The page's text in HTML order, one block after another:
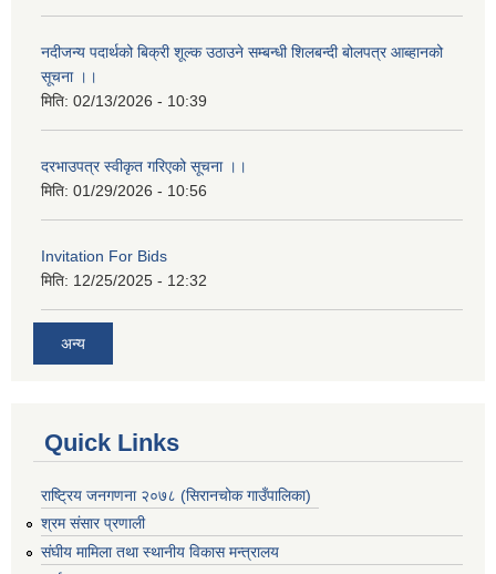
नदीजन्य पदार्थको बिक्री शूल्क उठाउने सम्बन्धी शिलबन्दी बोलपत्र आब्हानको
सूचना ।।
मिति: 02/13/2026 - 10:39
दरभाउपत्र स्वीकृत गरिएको सूचना ।।
मिति: 01/29/2026 - 10:56
Invitation For Bids
मिति: 12/25/2025 - 12:32
अन्य
Quick Links
राष्ट्रिय जनगणना २०७८ (सिरानचोक गाउँपालिका)
श्रम संसार प्रणाली
संघीय मामिला तथा स्थानीय विकास मन्त्रालय